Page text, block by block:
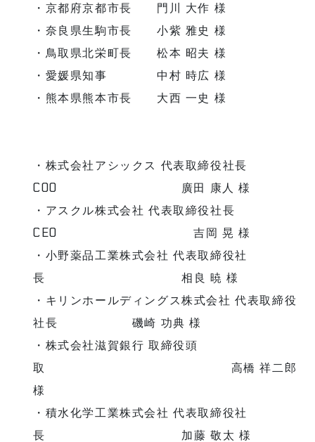
・京都府京都市長 門川 大作 様
・奈良県生駒市長 小紫 雅史 様
・鳥取県北栄町長 松本 昭夫 様
・愛媛県知事 中村 時広 様
・熊本県熊本市長 大西 一史 様
・株式会社アシックス 代表取締役社長
COO 廣田 康人 様
・アスクル株式会社 代表取締役社長
CEO 吉岡 晃 様
・小野薬品工業株式会社 代表取締役社
長 相良 暁 様
・キリンホールディングス株式会社 代表取締役
社長 磯崎 功典 様
・株式会社滋賀銀行 取締役頭
取 高橋 祥二郎
様
・積水化学工業株式会社 代表取締役社
長 加藤 敬太 様